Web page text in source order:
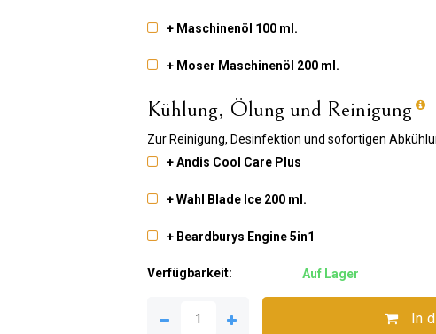
+ Maschinenöl 100 ml.
+ Moser Maschinenöl 200 ml.
Kühlung, Ölung und Reinigung
Zur Reinigung, Desinfektion und sofortigen
+ Andis Cool Care Plus
+ Wahl Blade Ice 200 ml.
+ Beardburys Engine 5in1
Verfügbarkeit: Auf Lager
In